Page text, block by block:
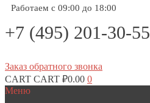
Работаем с 09:00 до 18:00
+7 (495) 201-30-55
Заказ обратного звонка
CART CART ₽0.00 0
Меню